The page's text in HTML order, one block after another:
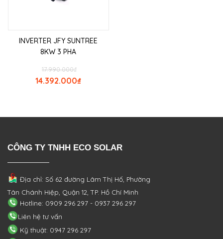
INVERTER JFY SUNTREE
8KW 3 PHA
₫
17.990.000
₫
14.392.000
CÔNG TY TNHH ECO SOLAR
Địa chỉ: Số 62 đường Lâm Thị Hố, Phường
Tân Chánh Hiệp, Quận 12, TP. Hồ Chí Minh
Hotline: 0909 296 297 - 0937 296 297
Liên hệ tư vấn
Kỹ thuật: 0947 296 297